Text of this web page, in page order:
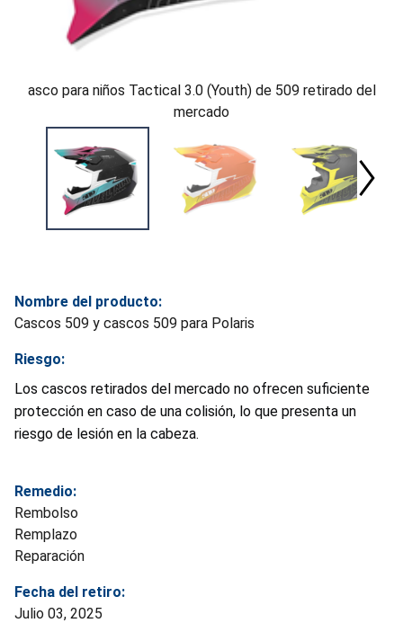
asco para niños Tactical 3.0 (Youth) de 509 retirado del
mercado
Nombre del producto:
Cascos 509 y cascos 509 para Polaris
Riesgo:
Los cascos retirados del mercado no ofrecen suficiente
protección en caso de una colisión, lo que presenta un
riesgo de lesión en la cabeza.
Remedio:
Rembolso
Remplazo
Reparación
Fecha del retiro:
Julio 03, 2025